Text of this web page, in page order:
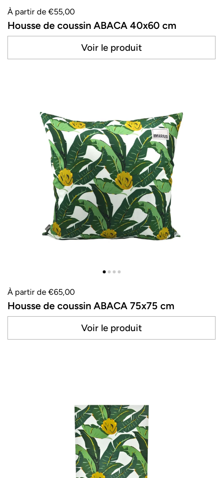
À partir de €55,00
Housse de coussin ABACA 40x60 cm
Voir le produit
À partir de €65,00
Housse de coussin ABACA 75x75 cm
Voir le produit